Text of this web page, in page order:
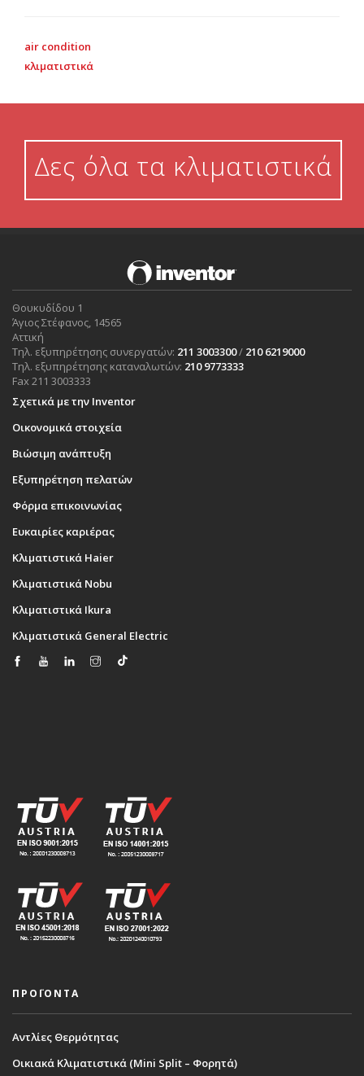
air condition
κλιματιστικά
Δες όλα τα κλιματιστικά
Θουκυδίδου 1
Άγιος Στέφανος, 14565
Αττική
Τηλ. εξυπηρέτησης συνεργατών: 211 3003300/ 210 6219000
Τηλ. εξυπηρέτησης καταναλωτών: 210 9773333
Fax 211 3003333
Σχετικά με την Inventor
Οικονομικά στοιχεία
Βιώσιμη ανάπτυξη
Εξυπηρέτηση πελατών
Φόρμα επικοινωνίας
Ευκαιρίες καριέρας
Κλιματιστικά Haier
Κλιματιστικά Nobu
Κλιματιστικά Ikura
Κλιματιστικά General Electric
ΠΡΟΪΟΝΤΑ
Αντλίες Θερμότητας
Οικιακά Κλιματιστικά (Mini Split – Φορητά)